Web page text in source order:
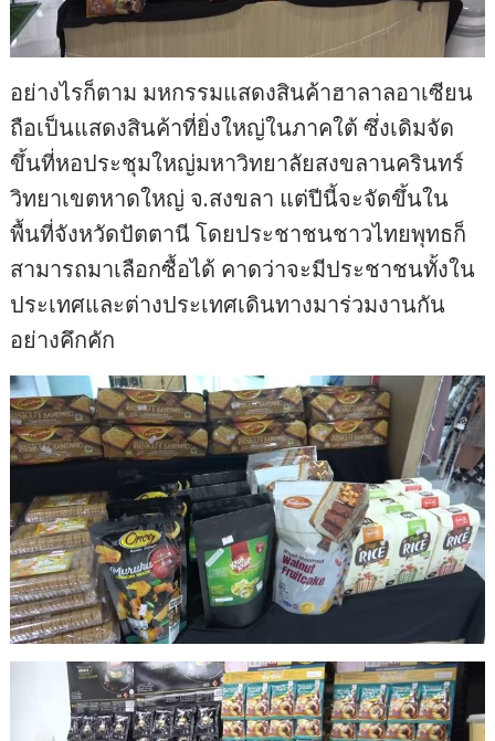
อย่างไรก็ตาม มหกรรมแสดงสินค้าฮาลาลอาเซียน
ถือเป็นแสดงสินค้าที่ยิ่งใหญ่ในภาคใต้ ซึ่งเดิมจัด
ขึ้นที่หอประชุมใหญ่มหาวิทยาลัยสงขลานครินทร์
วิทยาเขตหาดใหญ่ จ.สงขลา แต่ปีนี้จะจัดขึ้นใน
พื้นที่จังหวัดปัตตานี โดยประชาชนชาวไทยพุทธก็
สามารถมาเลือกซื้อได้ คาดว่าจะมีประชาชนทั้งใน
ประเทศและต่างประเทศเดินทางมาร่วมงานกัน
อย่างคึกคัก